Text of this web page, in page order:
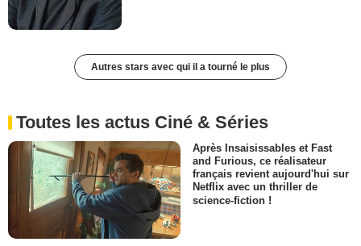
Autres stars avec qui il a tourné le plus
Toutes les actus Ciné & Séries
Après Insaisissables et Fast
and Furious, ce réalisateur
français revient aujourd'hui sur
Netflix avec un thriller de
science-fiction !